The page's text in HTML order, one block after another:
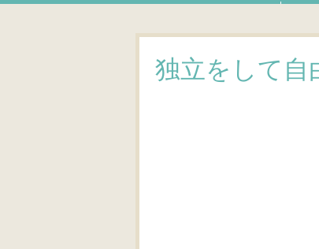
独立をして自